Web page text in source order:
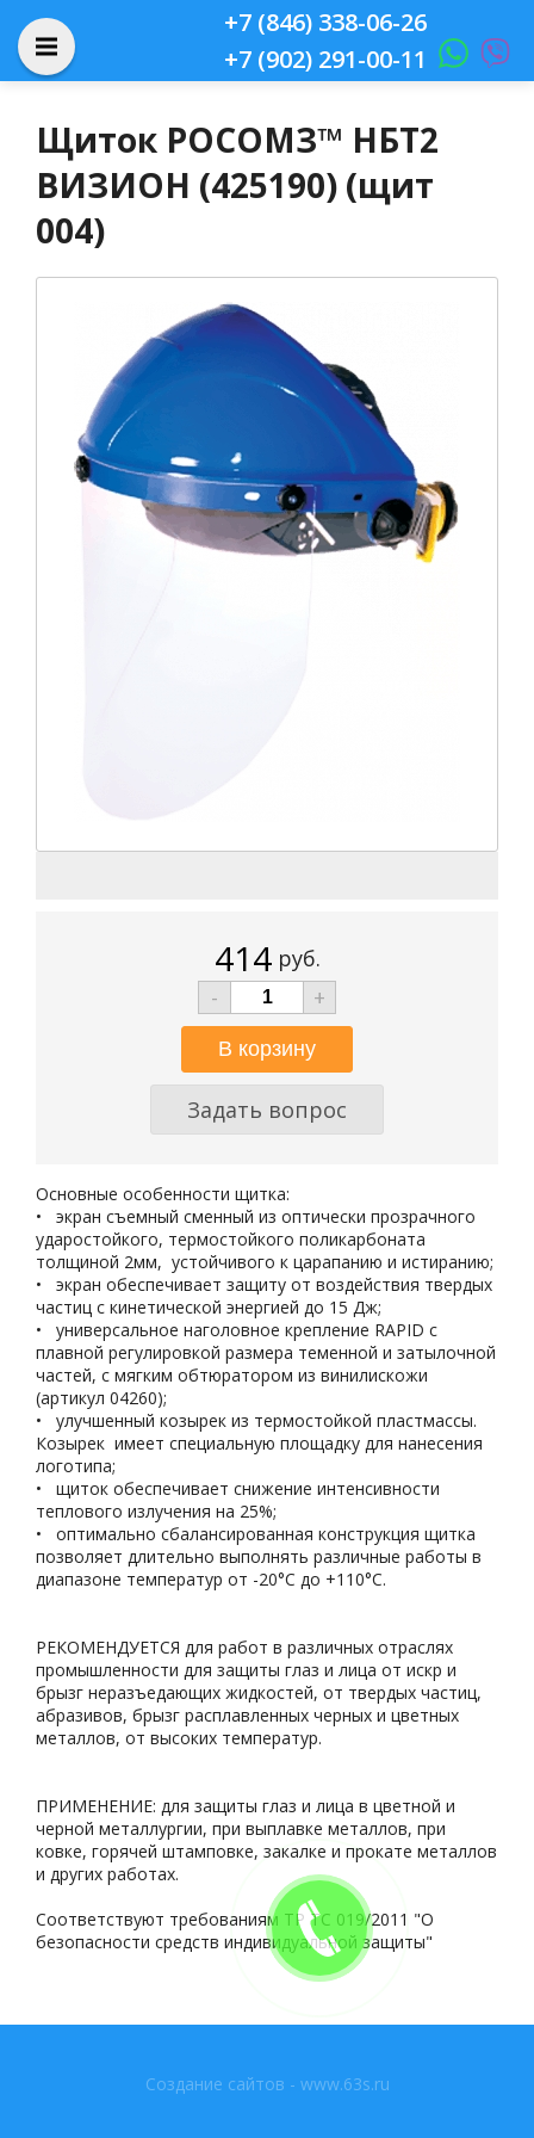
+7 (846) 338-06-26
+7 (902) 291-00-11
Щиток РОСОМЗ™ НБТ2
ВИЗИОН (425190) (щит
004)
414 руб.
-
+
Задать вопрос
Основные особенности щитка:
• экран съемный сменный из оптически прозрачного
ударостойкого, термостойкого поликарбоната
толщиной 2мм, устойчивого к царапанию и истиранию;
• экран обеспечивает защиту от воздействия твердых
частиц с кинетической энергией до 15 Дж;
• универсальное наголовное крепление RAPID с
плавной регулировкой размера теменной и затылочной
частей, с мягким обтюратором из винилискожи
(артикул 04260);
• улучшенный козырек из термостойкой пластмассы.
Козырек имеет специальную площадку для нанесения
логотипа;
• щиток обеспечивает снижение интенсивности
теплового излучения на 25%;
• оптимально сбалансированная конструкция щитка
позволяет длительно выполнять различные работы в
диапазоне температур от -20°С до +110°С.
РЕКОМЕНДУЕТСЯ для работ в различных отраслях
промышленности для защиты глаз и лица от искр и
брызг неразъедающих жидкостей, от твердых частиц,
абразивов, брызг расплавленных черных и цветных
металлов, от высоких температур.
ПРИМЕНЕНИЕ: для защиты глаз и лица в цветной и
черной металлургии, при выплавке металлов, при
ковке, горячей штамповке, закалке и прокате металлов
и других работах.
Соответствуют требованиям ТР ТС 019/2011 "О
безопасности средств индивидуальной защиты"
Создание сайтов - www.63s.ru